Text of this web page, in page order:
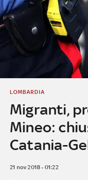
Migranti,
Mineo:
Catania-
LOMBARDIA
21 nov 2018 - 01:22